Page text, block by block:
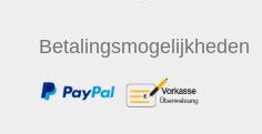
Betalingsmogelijkheden